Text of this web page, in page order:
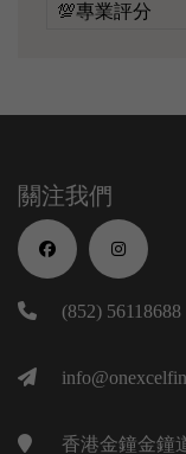
💯專業評分
關注我們
(852) 56118688
香港金鐘金鐘